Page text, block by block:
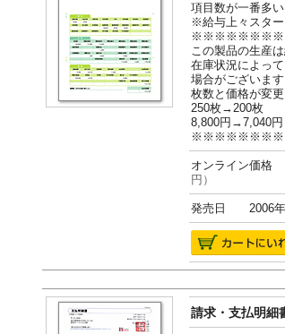
項目数が一番多
※給与上々スター
この製品の生産
在庫状況によっ
場合がございま
枚数と価格が変更
250枚→200枚
8,800円→7,040円
オンライン価
円）
発売日 2006年
請求・支払明細